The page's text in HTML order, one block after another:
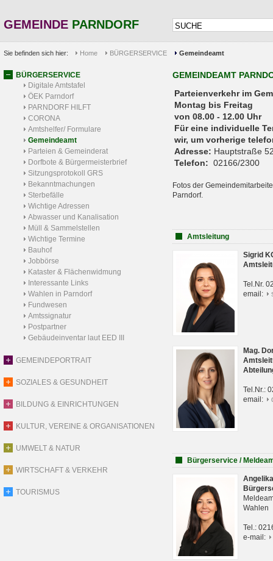
GEMEINDE PARNDORF
Sie befinden sich hier: Home BÜRGERSERVICE Gemeindeamt
BÜRGERSERVICE
Digitale Amtstafel
ÖEK Parndorf
PARNDORF HILFT
CORONA
Amtshelfer/ Formulare
Gemeindeamt
Parteien & Gemeinderat
Dorfbote & Bürgermeisterbrief
Sitzungsprotokoll GRS
Bekanntmachungen
Sterbefälle
Wichtige Adressen
Abwasser und Kanalisation
Müll & Sammelstellen
Wichtige Termine
Bauhof
Jobbörse
Kataster & Flächenwidmung
Interessante Links
Wahlen in Parndorf
Fundwesen
Amtssignatur
Postpartner
Gebäudeinventar laut EED III
GEMEINDEPORTRAIT
SOZIALES & GESUNDHEIT
BILDUNG & EINRICHTUNGEN
KULTUR, VEREINE & ORGANISATIONEN
UMWELT & NATUR
WIRTSCHAFT & VERKEHR
TOURISMUS
GEMEINDEAMT
Parteienverkehr
Montag bis Freitag
von 08.00 - 12.00 Uhr
Für eine individuelle
wir, um vorherige
Adresse: Hauptstraße
Telefon: 02166/2300
Fotos der
Parndorf.
Amtsleitung
Sigrid
Tel.Nr.
email:
Mag.
Tel.Nr.:
email:
Bürgerservice /
Wahlen
Tel.:
e-mail: